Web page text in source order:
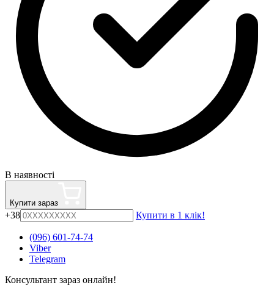
В наявності
Купити зараз
+38 Купити в 1 клік!
(096) 601-74-74
Viber
Telegram
Консультант зараз онлайн!